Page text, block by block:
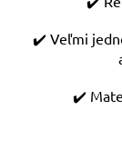
✔️ Veľmi
✔️